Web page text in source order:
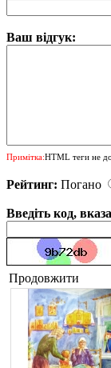
Ваш відгук:
Примітка:HTML теги не
Рейтинг: Погано
Введіть код,
Продовжити